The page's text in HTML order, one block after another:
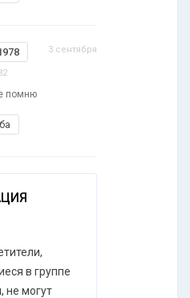
3 сентября
помню
в группе
, не могут